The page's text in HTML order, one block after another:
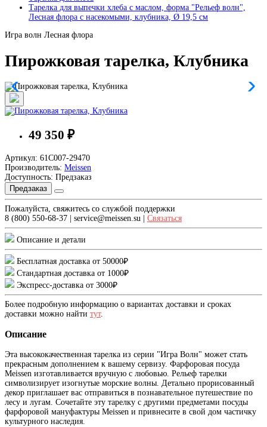
Тарелка для выпечки хлеба с маслом, форма "Рельеф волн",
Лесная флора с насекомыми, клубника, Ø 19,5 см
Игра волн Лесная флора
Пирожковая тарелка, Клубника
49 350 ₽
Артикул: 61C007-29470
Производитель: Meissen
Доступность: Предзаказ
Предзаказ
Пожалуйста, свяжитесь со службой поддержки
8 (800) 550-68-37 | service@meissen.su | Связаться
Описание и детали
Бесплатная доставка от 50000₽
Стандартная доставка от 1000₽
Экспресс-доставка от 3000₽
Более подробную информацию о вариантах доставки и сроках
доставки можно найти тут.
Описание
Эта высококачественная тарелка из серии "Игра Волн" может стать
прекрасным дополнением к вашему сервизу. Фарфоровая посуда
Meissen изготавливается вручную с любовью. Рельеф тарелки
символизирует изогнутые морские волны. Детально прорисованный
декор приглашает вас отправиться в познавательное путешествие по
лесу и лугам. Сочетайте эту тарелку с другими предметами посуды
фарфоровой мануфактуры Meissen и привнесите в свой дом частичку
культурного наследия.